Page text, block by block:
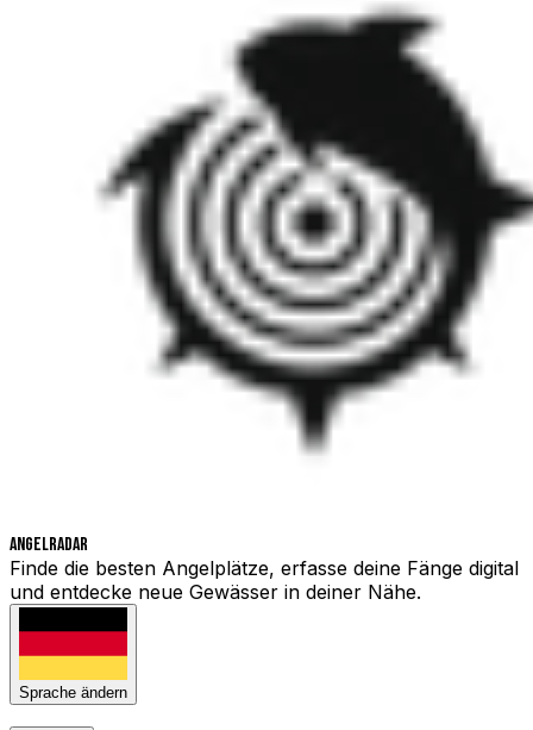
Angelradar
Finde die besten Angelplätze, erfasse deine Fänge digital
und entdecke neue Gewässer in deiner Nähe.
Sprache ändern